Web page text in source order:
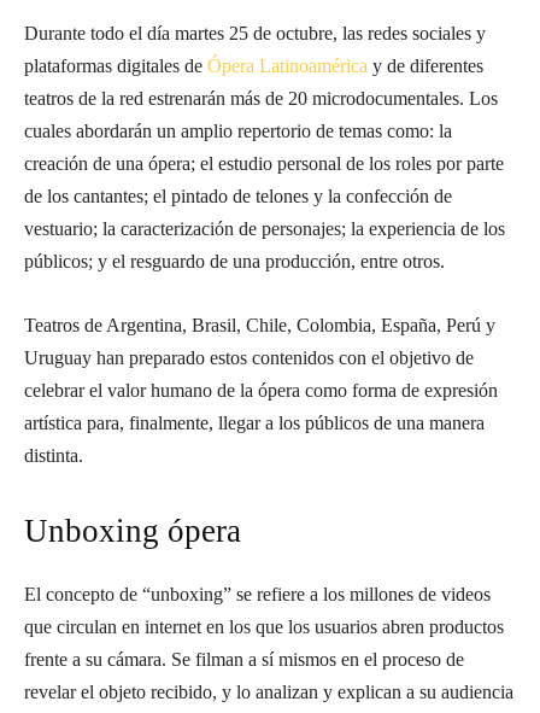
Durante todo el día martes 25 de octubre, las redes sociales y
plataformas digitales de Ópera Latinoamérica y de diferentes
teatros de la red estrenarán más de 20 microdocumentales. Los
cuales abordarán un amplio repertorio de temas como: la
creación de una ópera; el estudio personal de los roles por parte
de los cantantes; el pintado de telones y la confección de
vestuario; la caracterización de personajes; la experiencia de los
públicos; y el resguardo de una producción, entre otros.
Teatros de Argentina, Brasil, Chile, Colombia, España, Perú y
Uruguay han preparado estos contenidos con el objetivo de
celebrar el valor humano de la ópera como forma de expresión
artística para, finalmente, llegar a los públicos de una manera
distinta.
Unboxing ópera
El concepto de “unboxing” se refiere a los millones de videos
que circulan en internet en los que los usuarios abren productos
frente a su cámara. Se filman a sí mismos en el proceso de
revelar el objeto recibido, y lo analizan y explican a su audiencia